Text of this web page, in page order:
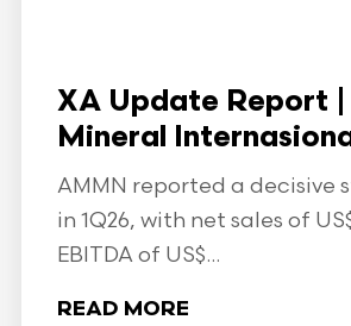
XA Update Report |
Mineral
AMMN reported a decisive
in 1Q26, with net sales of
EBITDA of US$...
READ MORE